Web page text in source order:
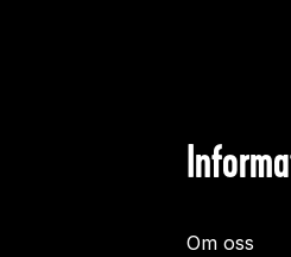
Om oss